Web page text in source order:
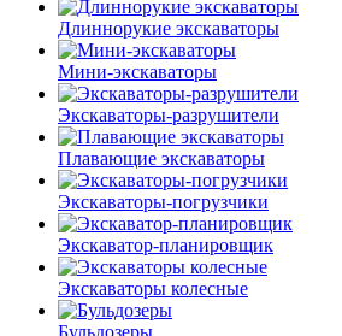
Длиннорукие экскаваторы
Мини-экскаваторы
Экскаваторы-разрушители
Плавающие экскаваторы
Экскаваторы-погрузчики
Экскаватор-планировщик
Экскаваторы колесные
Бульдозеры